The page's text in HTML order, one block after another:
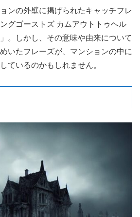
ンの外壁に掲げられたキャッチフレ
グゴーストズ カムアウトトゥヘル
。しかし、その意味や由来について
いたフレーズが、マンションの中に
ているのかもしれません。